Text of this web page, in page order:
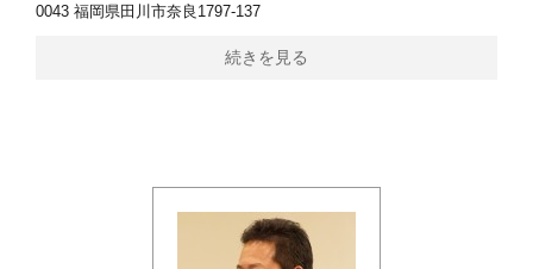
0043 福岡県田川市奈良1797-137
続きを見る